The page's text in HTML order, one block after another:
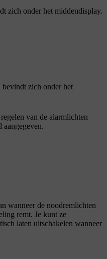
zich onder het middendisplay.
zich onder het
van de alarmlichten
aangegeven.
wanneer de noodremlichten
remt. Je kunt ze
laten uitschakelen wanneer